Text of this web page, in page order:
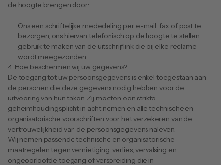
de hoogte brengen door:
Ons een schriftelijke mededeling per e-mail, fax of post te
bezorgen, ons hiervan telefonisch op de hoogte te stellen,
gebruik te maken van de uitschrijflink die bij elke reclame
wordt meegezonden.
4. Hoe beschermen wij uw gegevens?
De toegang tot uw persoonsgegevens is enkel toegestaan aan
de personen die deze gegevens nodig hebben voor de
uitvoering van hun taken. Zij moeten een strikte
geheimhoudingsplicht in acht nemen en alle technische en
organisatorische voorschriften voor het verzekeren van de
vertrouwelijkheid van de persoonsgegevens naleven.
Wij nemen passende technische en organisatorische
maatregelen tegen vernietiging, verlies, vervalsing en
ongeoorloofde toegang of verspreiding die in